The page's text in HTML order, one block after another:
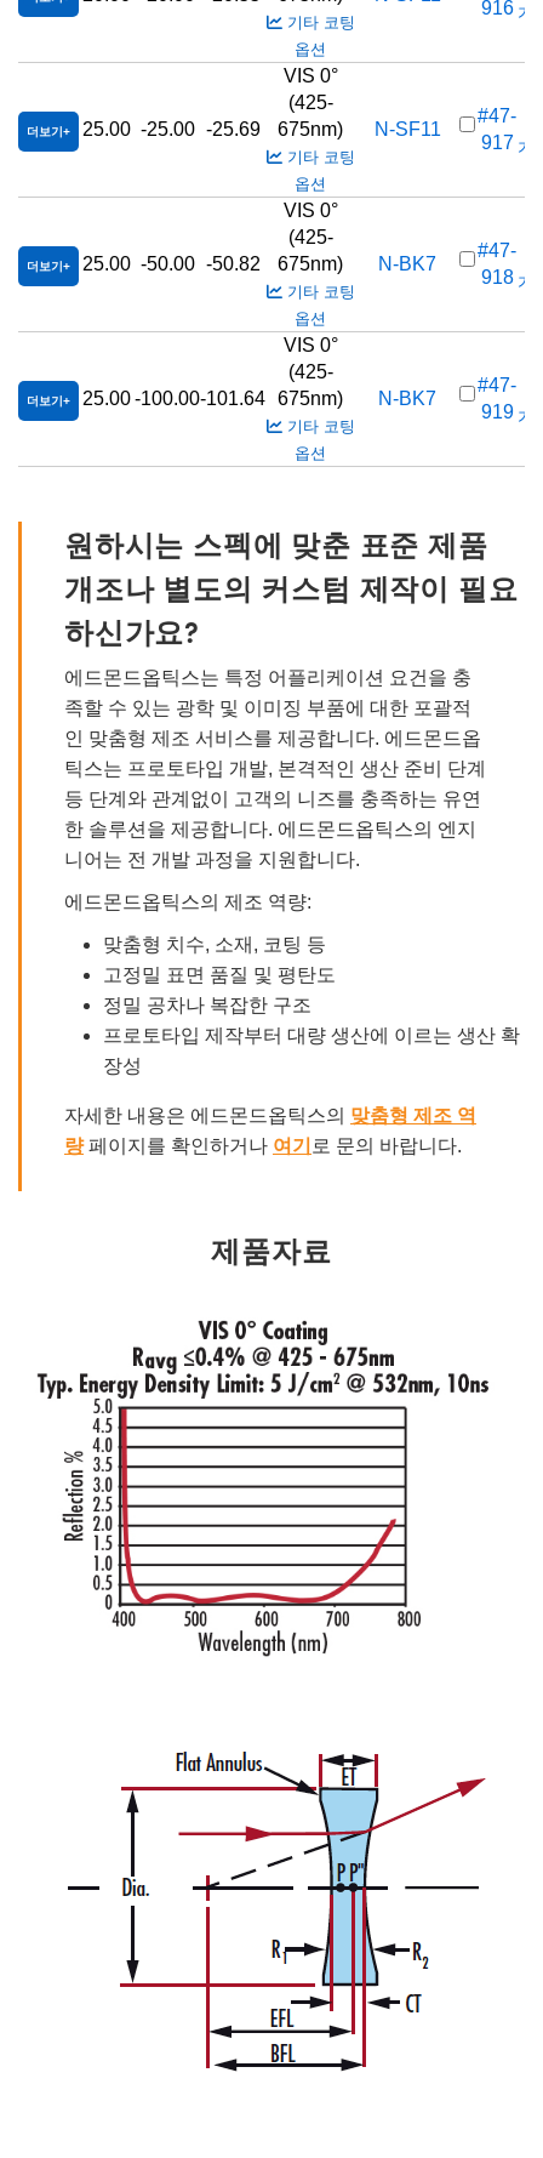
기타 코팅
옵션
916 가
더보기 25.00 -25.00 -25.69
VIS 0°
(425-
675nm)
기타 코팅
옵션
N-SF11
#47-
917 가
더보기 25.00 -50.00 -50.82
VIS 0°
(425-
675nm)
기타 코팅
옵션
N-BK7
#47-
918 가
더보기 25.00-100.00-101.64
VIS 0°
(425-
675nm)
기타 코팅
옵션
N-BK7
#47-
919 가
원하시는 스펙에 맞춘 표준 제품
개조나 별도의 커스텀 제작이 필요
하신가요?
에드몬드옵틱스는 특정 어플리케이션 요건을 충
족할 수 있는 광학 및 이미징 부품에 대한 포괄적
인 맞춤형 제조 서비스를 제공합니다. 에드몬드옵
틱스는 프로토타입 개발, 본격적인 생산 준비 단계
등 단계와 관계없이 고객의 니즈를 충족하는 유연
한 솔루션을 제공합니다. 에드몬드옵틱스의 엔지
니어는 전 개발 과정을 지원합니다.
에드몬드옵틱스의 제조 역량:
맞춤형 치수, 소재, 코팅 등
고정밀 표면 품질 및 평탄도
정밀 공차나 복잡한 구조
프로토타입 제작부터 대량 생산에 이르는 생산 확
장성
자세한 내용은 에드몬드옵틱스의 맞춤형 제조 역
량페이지를 확인하거나 여기 로 문의 바랍니다.
제품자료